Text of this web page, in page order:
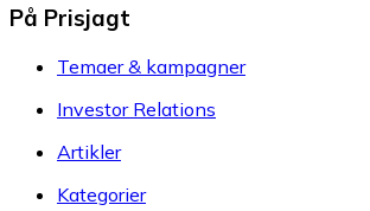
På Prisjagt
Temaer & kampagner
Investor Relations
Artikler
Kategorier